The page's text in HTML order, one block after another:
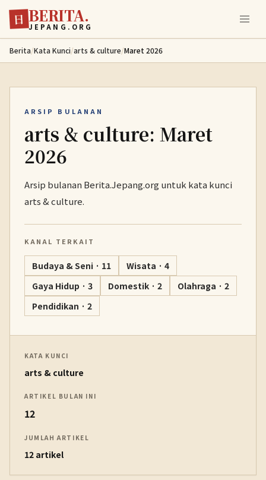
Lewati ke konten utama
日 BERITA.
JEPANG.ORG
Berita/Kata Kunci/arts & culture/Maret 2026
ARSIP BULANAN
arts & culture: Maret
2026
Arsip bulanan Berita.Jepang.org untuk kata kunci
arts & culture.
KANAL TERKAIT
Budaya & Seni · 11
Wisata · 4
Gaya Hidup · 3
Domestik · 2
Olahraga · 2
Pendidikan · 2
KATA KUNCI
arts & culture
ARTIKEL BULAN INI
12
JUMLAH ARTIKEL
12 artikel